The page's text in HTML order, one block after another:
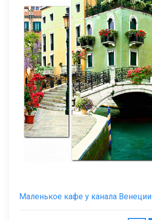
Маленькое кафе у канала Венеции